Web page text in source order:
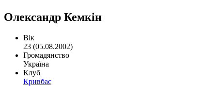
Олександр Кемкін
Вік
23 (05.08.2002)
Громадянство
Україна
Клуб
Кривбас